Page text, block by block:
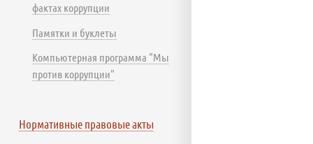
фактах коррупции
Памятки и буклеты
Компьютерная программа "Мы
против коррупции"
Нормативные правовые акты